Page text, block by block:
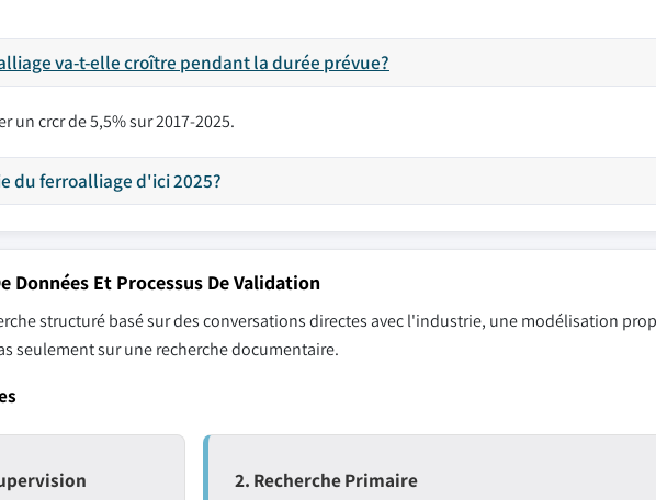
va-t-elle croître pendant la durée prévue?
un crcr de 5,5% sur 2017-2025.
du ferroalliage d'ici 2025?
Données Et Processus De Validation
structuré basé sur des conversations directes avec l'industrie, une modélisation
seulement sur une recherche documentaire.
2. Recherche Primaire